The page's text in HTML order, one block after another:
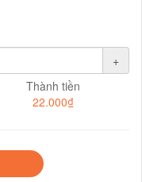
+
Thành tiền
22.000₫